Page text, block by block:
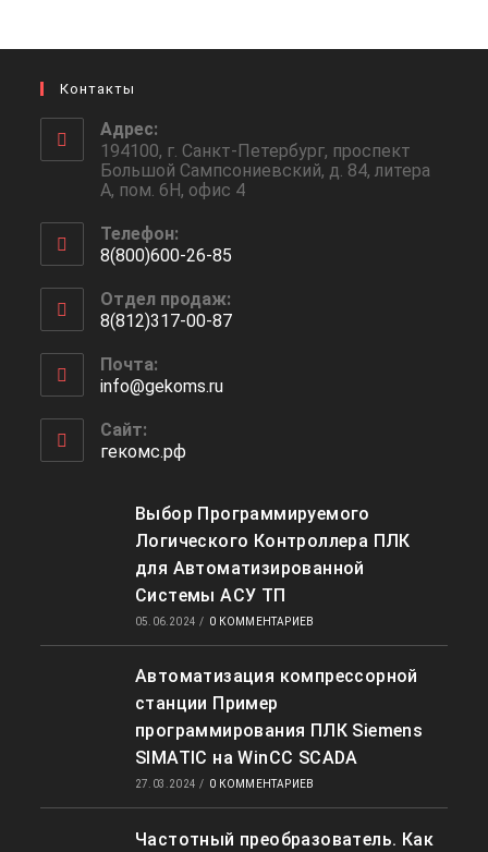
Контакты
Адрес:
194100, г. Санкт-Петербург, проспект
Большой Сампсониевский, д. 84, литера
А, пом. 6Н, офис 4
Телефон:
8(800)600-26-85
в
вашем
приложении
Отдел продаж:
8(812)317-00-87
в
вашем
приложении
Почта:
info@gekoms.ruОткроется
Сайт:
гекомс.рф
Выбор Программируемого
Логического Контроллера ПЛК
для Автоматизированной
Системы АСУ ТП
05.06.2024 / 0 КОММЕНТАРИЕВ
Автоматизация компрессорной
станции Пример
программирования ПЛК Siemens
SIMATIC на WinCC SCADA
27.03.2024 / 0 КОММЕНТАРИЕВ
Частотный преобразователь. Как